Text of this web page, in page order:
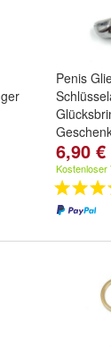
Penis
6,90 €
Kostenloser